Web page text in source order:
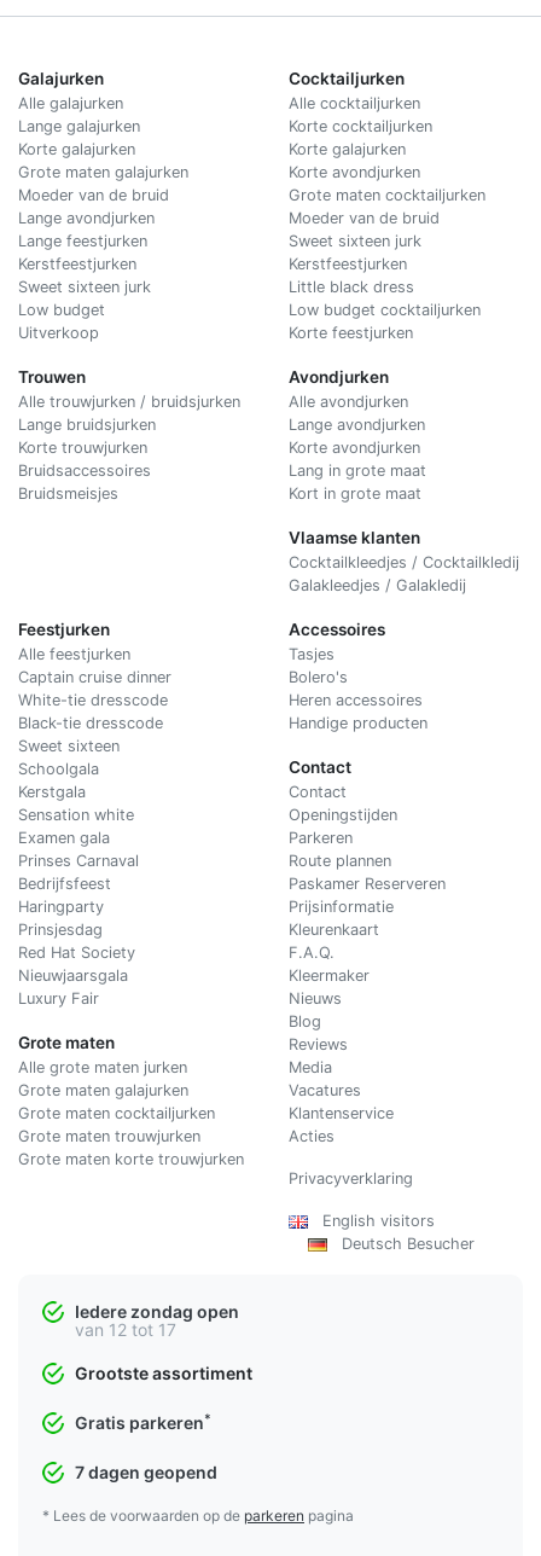
Galajurken
Alle galajurken
Lange galajurken
Korte galajurken
Grote maten galajurken
Moeder van de bruid
Lange avondjurken
Lange feestjurken
Kerstfeestjurken
Sweet sixteen jurk
Low budget
Uitverkoop
Trouwen
Alle trouwjurken / bruidsjurken
Lange bruidsjurken
Korte trouwjurken
Bruidsaccessoires
Bruidsmeisjes
Cocktailjurken
Alle cocktailjurken
Korte cocktailjurken
Korte galajurken
Korte avondjurken
Grote maten cocktailjurken
Moeder van de bruid
Sweet sixteen jurk
Kerstfeestjurken
Little black dress
Low budget cocktailjurken
Korte feestjurken
Avondjurken
Alle avondjurken
Lange avondjurken
Korte avondjurken
Lang in grote maat
Kort in grote maat
Vlaamse klanten
Cocktailkleedjes / Cocktailkledij
Galakleedjes / Galakledij
Feestjurken
Alle feestjurken
Captain cruise dinner
White-tie dresscode
Black-tie dresscode
Sweet sixteen
Schoolgala
Kerstgala
Sensation white
Examen gala
Prinses Carnaval
Bedrijfsfeest
Haringparty
Prinsjesdag
Red Hat Society
Nieuwjaarsgala
Luxury Fair
Grote maten
Alle grote maten jurken
Grote maten galajurken
Grote maten cocktailjurken
Grote maten trouwjurken
Grote maten korte trouwjurken
Accessoires
Tasjes
Bolero's
Heren accessoires
Handige producten
Contact
Contact
Openingstijden
Parkeren
Route plannen
Paskamer Reserveren
Prijsinformatie
Kleurenkaart
F.A.Q.
Kleermaker
Nieuws
Blog
Reviews
Media
Vacatures
Klantenservice
Acties
Privacyverklaring
English visitors
Deutsch Besucher
Iedere zondag open
van 12 tot 17
Grootste assortiment
Gratis parkeren*
7 dagen geopend
* Lees de voorwaarden op de parkeren pagina